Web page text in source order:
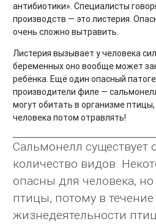
антибиотики». Специалисты
производств — это листерия.
очень сложно вытравить.
Листерия вызывает у человека
беременных оно вообще может
ребёнка. Ещё один опасный
производители филе —
могут обитать в организме
человека потом отравлять!
Сальмонелл существует
количество видов.
опасны для человека,
птицы, потому в течение
жизнедеятельности